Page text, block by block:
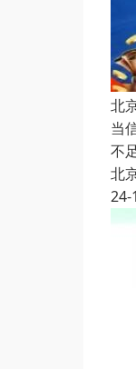
北
当
不
北
24-